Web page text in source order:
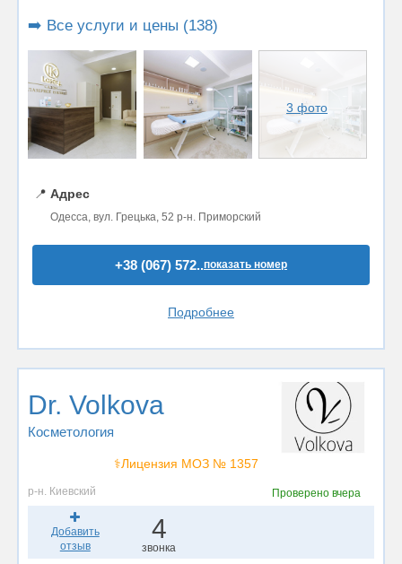
➡️ Все услуги и цены (138)
3 фото
📍 Адрес
Одесса, вул. Грецька, 52 р-н. Приморский
+38 (067) 572..показать номер
Подробнее
Dr. Volkova
Косметология
⚕️Лицензия МОЗ № 1357
р-н. Киевский Провереновчера
Добавить
отзыв
4
звонка